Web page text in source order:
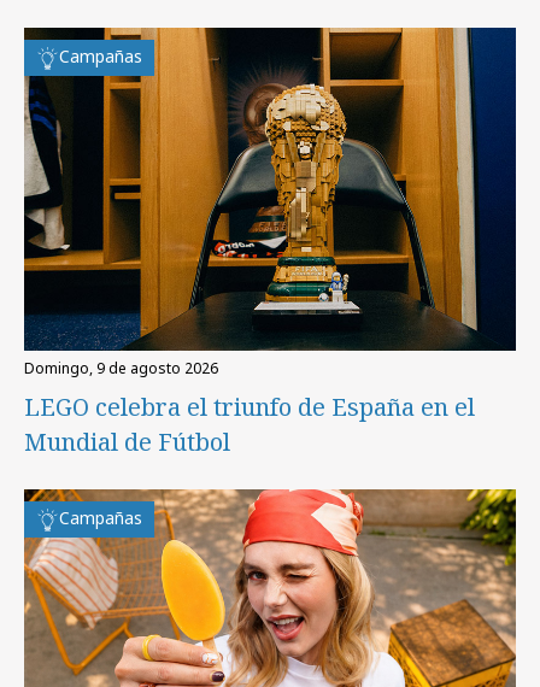
Campañas
domingo, 9 de agosto 2026
LEGO celebra el triunfo de España en el
Mundial de Fútbol
Campañas